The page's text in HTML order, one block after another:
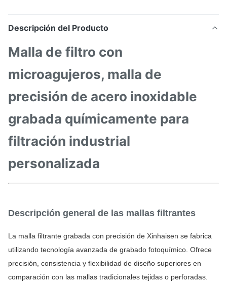
Descripción del Producto
Malla de filtro con
microagujeros, malla de
precisión de acero inoxidable
grabada químicamente para
filtración industrial
personalizada
Descripción general de las mallas filtrantes
La malla filtrante grabada con precisión de Xinhaisen se fabrica
utilizando tecnología avanzada de grabado fotoquímico. Ofrece
precisión, consistencia y flexibilidad de diseño superiores en
comparación con las mallas tradicionales tejidas o perforadas.